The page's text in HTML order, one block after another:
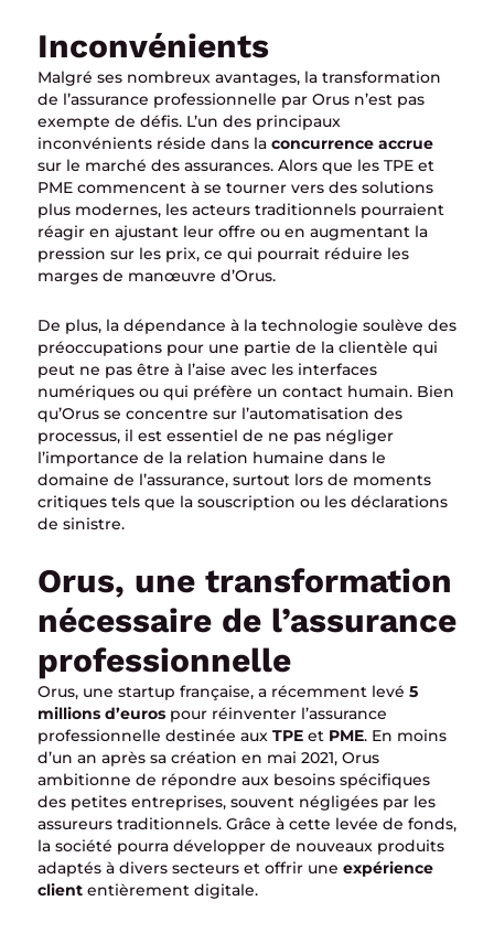
Inconvénients
Malgré ses nombreux avantages, la transformation
de l’assurance professionnelle par Orus n’est pas
exempte de défis. L’un des principaux
inconvénients réside dans la concurrence accrue
sur le marché des assurances. Alors que les TPE et
PME commencent à se tourner vers des solutions
plus modernes, les acteurs traditionnels pourraient
réagir en ajustant leur offre ou en augmentant la
pression sur les prix, ce qui pourrait réduire les
marges de manœuvre d’Orus.
De plus, la dépendance à la technologie soulève des
préoccupations pour une partie de la clientèle qui
peut ne pas être à l’aise avec les interfaces
numériques ou qui préfère un contact humain. Bien
qu’Orus se concentre sur l’automatisation des
processus, il est essentiel de ne pas négliger
l’importance de la relation humaine dans le
domaine de l’assurance, surtout lors de moments
critiques tels que la souscription ou les déclarations
de sinistre.
Orus, une transformation
nécessaire de l’assurance
professionnelle
Orus, une startup française, a récemment levé 5
millions d’euros pour réinventer l’assurance
professionnelle destinée aux TPE et PME. En moins
d’un an après sa création en mai 2021, Orus
ambitionne de répondre aux besoins spécifiques
des petites entreprises, souvent négligées par les
assureurs traditionnels. Grâce à cette levée de fonds,
la société pourra développer de nouveaux produits
adaptés à divers secteurs et offrir une expérience
client entièrement digitale.